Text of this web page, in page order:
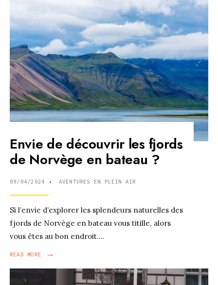
REQUINS
ÎLES
GALÁPAGOS
:
UNE
EXPÉRIENCE
À
COUPER
LE
SOUFFLE
?
Envie de découvrir les fjords
de Norvège en bateau ?
09/04/2024 • AVENTURES EN PLEIN AIR
Si l’envie d’explorer les splendeurs naturelles des
fjords de Norvège en bateau vous titille, alors
vous êtes au bon endroit....
READ MORE →
READ
ENVIE